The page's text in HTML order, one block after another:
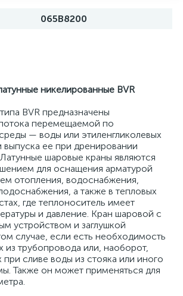
065B8200
никелированные BVR
BVR предназначены
перемещаемой по
— воды или этиленгликолевых
ее при дренировании
шаровые краны являются
для оснащения арматурой
отопления, водоснабжения,
а также в тепловых
где теплоноситель имеет
и давление. Кран шаровой с
устройством и заглушкой
случае, если есть необходимость
из трубопровода или, наоборот,
при сливе воды из стояка или иного
Также он может применяться для